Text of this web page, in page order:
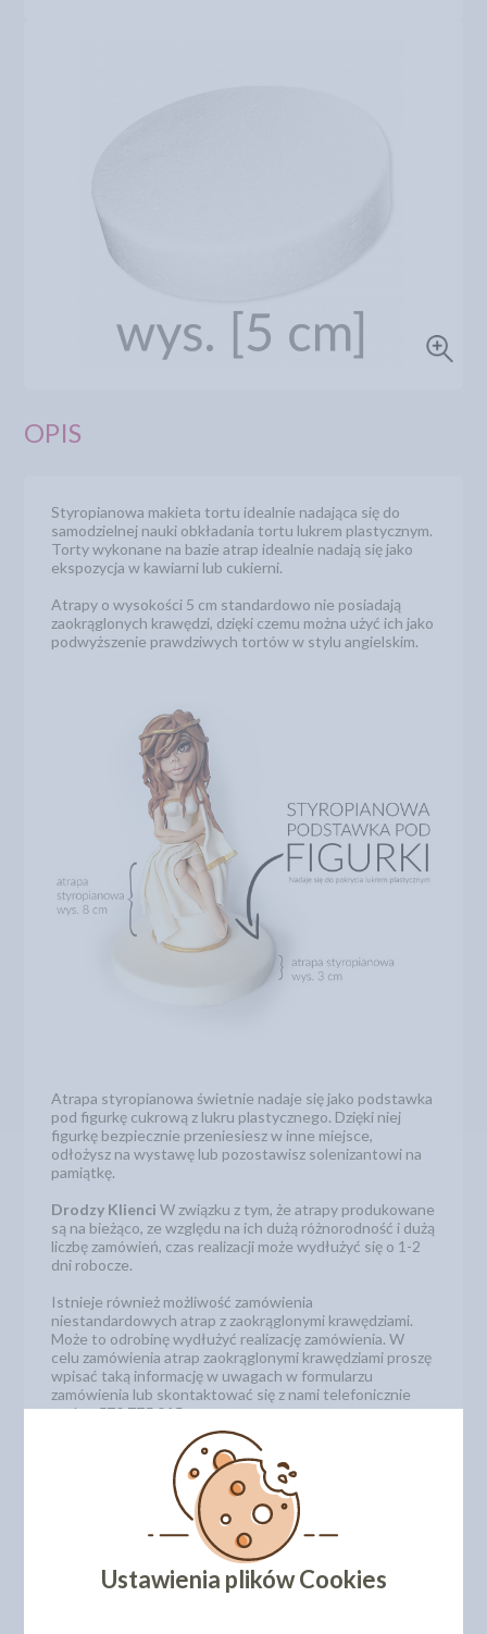
OPIS
Styropianowa makieta tortu idealnie nadająca się do
samodzielnej nauki obkładania tortu lukrem plastycznym.
Torty wykonane na bazie atrap idealnie nadają się jako
ekspozycja w kawiarni lub cukierni.
Atrapy o wysokości 5 cm standardowo nie posiadają
zaokrąglonych krawędzi, dzięki czemu można użyć ich jako
podwyższenie prawdziwych tortów w stylu angielskim.
Atrapa styropianowa świetnie nadaje się jako podstawka
pod figurkę cukrową z lukru plastycznego. Dzięki niej
figurkę bezpiecznie przeniesiesz w inne miejsce,
odłożysz na wystawę lub pozostawisz solenizantowi na
pamiątkę.
Drodzy Klienci W związku z tym, że atrapy produkowane
są na bieżąco, ze względu na ich dużą różnorodność i dużą
liczbę zamówień, czas realizacji może wydłużyć się o 1-2
dni robocze.
Istnieje również możliwość zamówienia
niestandardowych atrap z zaokrąglonymi krawędziami.
Może to odrobinę wydłużyć realizację zamówienia. W
celu zamówienia atrap zaokrąglonymi krawędziami proszę
wpisać taką informację w uwagach w formularzu
zamówienia lub skontaktować się z nami telefonicznie
pod nr572 775 915.
Wysokość pojedynczego piętra: 5 cm
Kod produktu: 515150
Niestandardowe rozmiary atrap
Oferujemy również inne rozmiary atrap.Zobacz jak
Ustawienia plików Cookies